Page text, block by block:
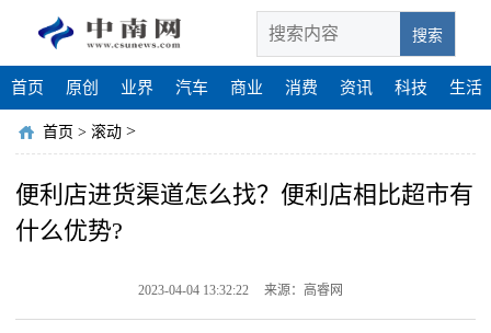
搜索
首页 原创 业界 汽车 商业 消费 资讯 科技 生活
首页 > 滚动 >
便利店进货渠道怎么找？便利店相比超市有
什么优势?
2023-04-04 13:32:22 来源：高睿网